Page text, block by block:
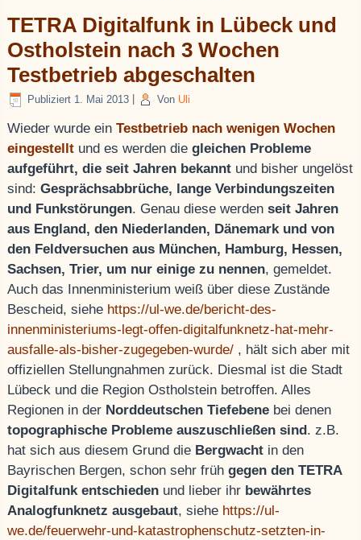
TETRA Digitalfunk in Lübeck und
Ostholstein nach 3 Wochen
Testbetrieb abgeschalten
Publiziert 1. Mai 2013 Von Uli
Wieder wurde einTestbetrieb nach wenigen Wochen
eingestellt und es werden diegleichen Probleme
aufgeführt, die seit Jahren bekannt und bisher ungelöst
sind:Gesprächsabbrüche, lange Verbindungszeiten
und Funkstörungen. Genau diese werdenseit Jahren
aus England, den Niederlanden, Dänemark und von
den Feldversuchen aus München, Hamburg, Hessen,
Sachsen, Trier, um nur einige zu nennen, gemeldet.
Auch das Innenministerium weiß über diese Zustände
Bescheid, siehe https://ul-we.de/bericht-des-
innenministeriums-legt-offen-digitalfunknetz-hat-mehr-
ausfalle-als-bisher-zugegeben-wurde/ , hält sich aber mit
offiziellen Stellungnahmen zurück. Diesmal ist die Stadt
Lübeck und die Region Ostholstein betroffen. Alles
Regionen in der Norddeutschen Tiefebene bei denen
topographische Probleme auszuschließen sind . z.B.
hat sich aus diesem Grund die Bergwacht in den
Bayrischen Bergen, schon sehr frühgegen den TETRA
Digitalfunk entschieden und lieber ihr bewährtes
Analogfunknetz ausgebaut, siehe https://ul-
we.de/feuerwehr-und-katastrophenschutz-setzten-in-